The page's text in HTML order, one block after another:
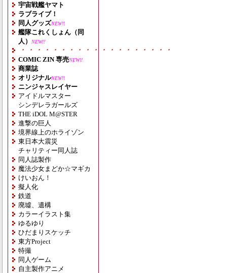
宇宙戦艦ヤマト
ラブライブ！
同人グッズNEW!!
艦隊これくしょん（同
人）
NEW!!
・・・・・・・・・・・・・・・・・・・
COMIC ZIN 専売NEW!!
商業誌
オリジナルNEW!!
ニンジャスレイヤー
アイドルマスター
シンデレラガールズ
THE iDOL M@STER
進撃の巨人
境界線上のホライゾン
東日本大震災
チャリティー同人誌
同人誌製作
魔法少女まどか☆マギカ
けいおん！
擬人化
鉄道
廃墟、遺構
カラーイラスト集
ゆるゆり
ひだまりスケッチ
東方Project
特撮
同人ゲーム
自主製作アニメ